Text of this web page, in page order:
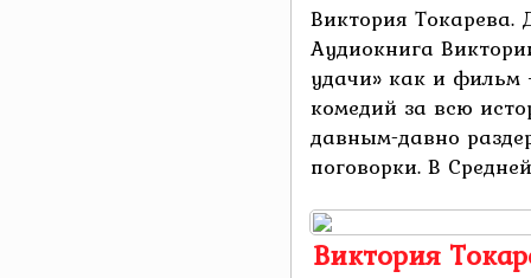
Виктория
Аудиокнига
удачи» как и
комедий за всю
давным-давно
поговорки. В
Виктория